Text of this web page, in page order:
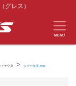
グレス）
MENU
イヤ交換 > タイヤ交換_640